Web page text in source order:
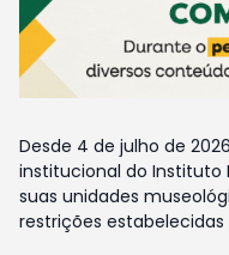
Desde 4 de julho de
institucional do Instituto
suas unidades
restrições